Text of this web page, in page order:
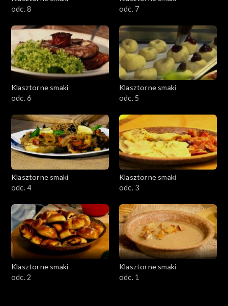
odc. 8
odc. 7
Klasztorne smaki
odc. 6
Klasztorne smaki
odc. 5
Klasztorne smaki
odc. 4
Klasztorne smaki
odc. 3
Klasztorne smaki
odc. 2
Klasztorne smaki
odc. 1